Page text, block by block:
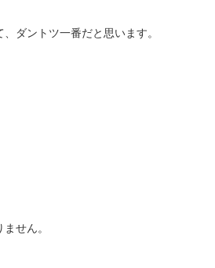
ダントツ一番だと思います。
せん。